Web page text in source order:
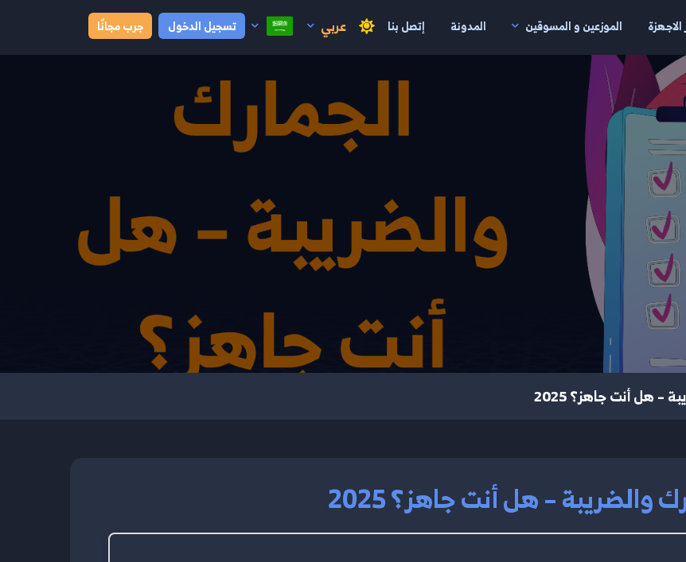
الموزعين و المسوقين المدونة إتصل بنا عربي تسجيل الدخول جرب مجانًا
– هل أنت جاهز؟ 2025
والضريبة – هل أنت جاهز؟ 2025